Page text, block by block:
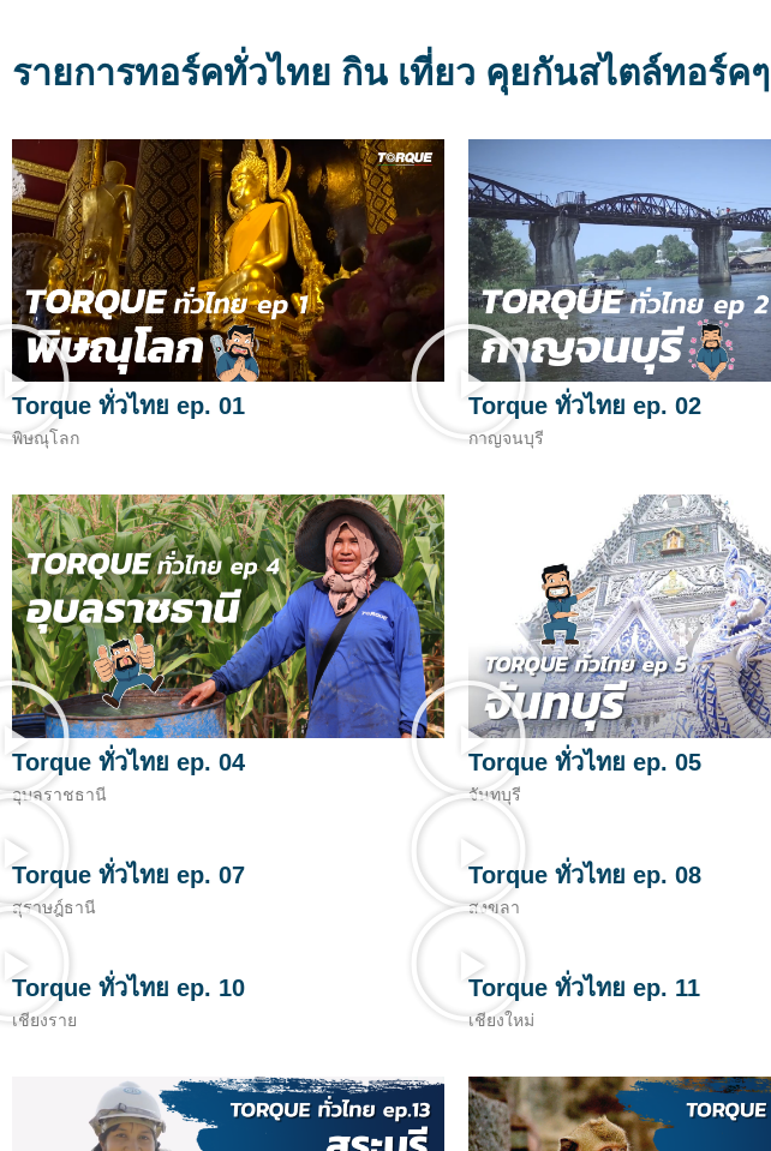
รายการทอร์คทั่วไทย กิน เที่ยว คุยกันสไตล์ทอร์คๆ​
Torque ทั่วไทย ep. 01
พิษณุโลก
Torque ทั่วไทย ep. 02
กาญจนบุรี
Torque ทั่วไทย ep. 04
อุบลราชธานี
Torque ทั่วไทย ep. 05
จันทบุรี
Torque ทั่วไทย ep. 07
สุราษฎ์ธานี
Torque ทั่วไทย ep. 08
สงขลา
Torque ทั่วไทย ep. 10
เชียงราย
Torque ทั่วไทย ep. 11
เชียงใหม่